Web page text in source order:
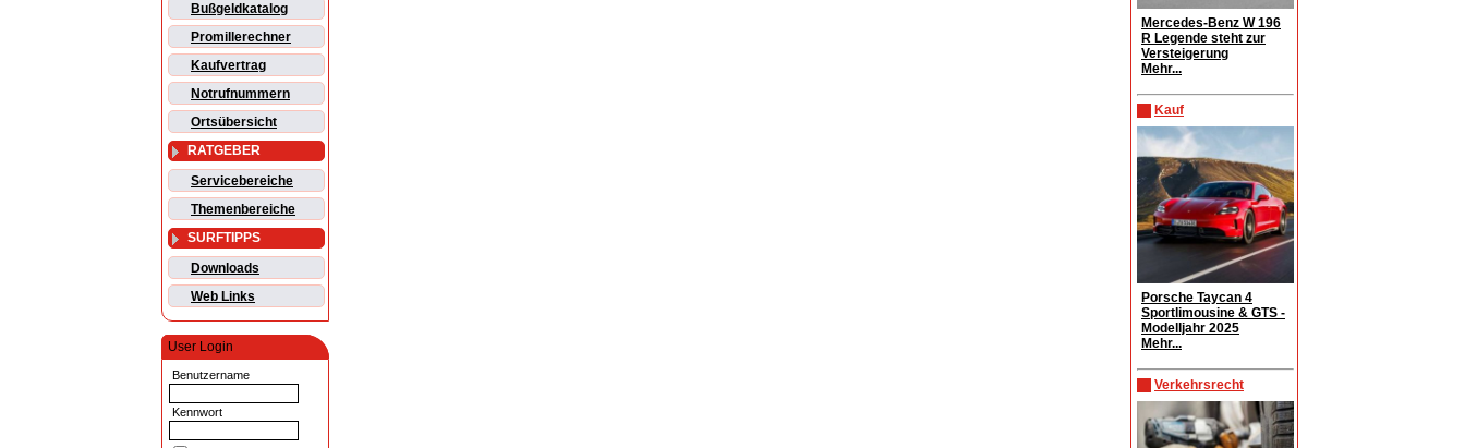
Bußgeldkatalog
Promillerechner
Kaufvertrag
Notrufnummern
Ortsübersicht
RATGEBER
Servicebereiche
Themenbereiche
SURFTIPPS
Downloads
Web Links
User Login
Benutzername
Kennwort
Mercedes-Benz W 196
R Legende steht zur
Versteigerung
Mehr...
Kauf
Porsche Taycan 4
Sportlimousine & GTS -
Modelljahr 2025
Mehr...
Verkehrsrecht